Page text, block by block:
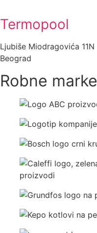
Termopool
Ljubiše Miodragovića 11N
Beograd
Robne marke